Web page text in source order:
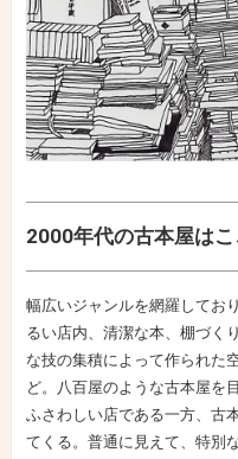
2000年代の古本屋は
幅広いジャンルを網羅してお
るい店内、清潔な本、棚づく
な技の集積によって作られた
ど。八百屋のような古本屋を
ふさわしい店である一方、古
てくる。普通に見えて、特別